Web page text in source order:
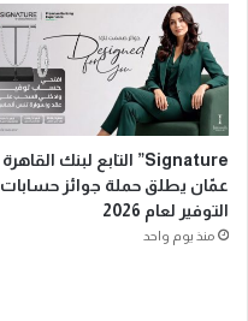
Signature” التابع لبنك القاهرة
عمّان يطلق حملة جوائز حسابات
التوفير لعام 2026
منذ يوم واحد